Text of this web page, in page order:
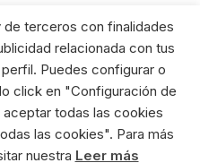
×
terceros con finalidades
relacionada con tus
Puedes configurar o
click en "Configuración de
todas las cookies
las cookies". Para más
nuestra Leer más